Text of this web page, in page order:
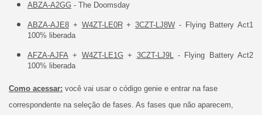
ABZA-A2GG- The Doomsday
ABZA-AJE8+ W4ZT-LE0R+3CZT-LJ8W - Flying Battery Act1
100% liberada
AFZA-AJFA+ W4ZT-LE1G+ 3CZT-LJ9L- Flying Battery Act2
100% liberada
Como acessar: você vai usar o código genie e entrar na fase
correspondente na seleção de fases. As fases que não aparecem,